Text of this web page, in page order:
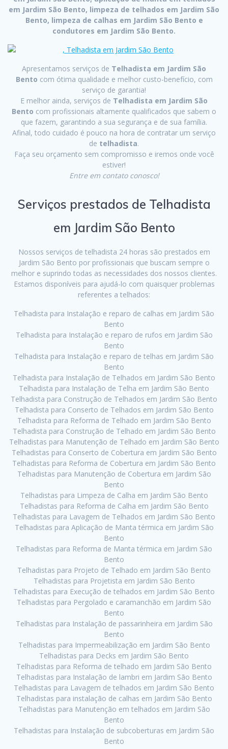
em Jardim São Bento, limpeza de telhados em Jardim São
Bento, limpeza de calhas em Jardim São Bento e
condutores em Jardim São Bento.
Apresentamos serviços de Telhadista em Jardim São
Bento com ótima qualidade e melhor custo-benefício, com
serviço de garantia!
E melhor ainda, serviços de Telhadista em Jardim São
Bento com profissionais altamente qualificados que sabem o
que fazem, garantindo a sua segurança e de sua família.
Afinal, todo cuidado é pouco na hora de contratar um serviço
de telhadista.
Faça seu orçamento sem compromisso e iremos onde você
estiver!
Entre em contato conosco!
Serviços prestados de Telhadista
em Jardim São Bento
Nossos serviços de telhadista 24 horas são prestados em
Jardim São Bento por profissionais que buscam sempre o
melhor e suprindo todas as necessidades dos nossos clientes.
Estamos disponíveis para ajudá-lo com quaisquer problemas
referentes a telhados:
Telhadista para Instalação e reparo de calhas em Jardim São
Bento
Telhadista para Instalação e reparo de rufos em Jardim São
Bento
Telhadista para Instalação e reparo de telhas em Jardim São
Bento
Telhadista para Instalação de Telhados em Jardim São Bento
Telhadista para Instalação de Telha em Jardim São Bento
Telhadista para Construção de Telhados em Jardim São Bento
Telhadista para Conserto de Telhados em Jardim São Bento
Telhadista para Reforma de Telhado em Jardim São Bento
Telhadista para Construção de Telhado em Jardim São Bento
Telhadistas para Manutenção de Telhado em Jardim São Bento
Telhadistas para Conserto de Cobertura em Jardim São Bento
Telhadistas para Reforma de Cobertura em Jardim São Bento
Telhadistas para Manutenção de Cobertura em Jardim São
Bento
Telhadistas para Limpeza de Calha em Jardim São Bento
Telhadistas para Reforma de Calha em Jardim São Bento
Telhadistas para Lavagem de Telhados em Jardim São Bento
Telhadistas para Aplicação de Manta térmica em Jardim São
Bento
Telhadistas para Reforma de Manta térmica em Jardim São
Bento
Telhadistas para Projeto de Telhado em Jardim São Bento
Telhadistas para Projetista em Jardim São Bento
Telhadistas para Execução de telhados em Jardim São Bento
Telhadistas para Pergolado e caramanchão em Jardim São
Bento
Telhadistas para Instalação de passarinheira em Jardim São
Bento
Telhadistas para Impermeabilização em Jardim São Bento
Telhadistas para Decks em Jardim São Bento
Telhadistas para Reforma de telhado em Jardim São Bento
Telhadistas para Instalação de lambri em Jardim São Bento
Telhadistas para Lavagem de telhados em Jardim São Bento
Telhadistas para instalação de calhas em Jardim São Bento
Telhadistas para Manutenção em telhados em Jardim São
Bento
Telhadistas para Instalação de subcoberturas em Jardim São
Bento